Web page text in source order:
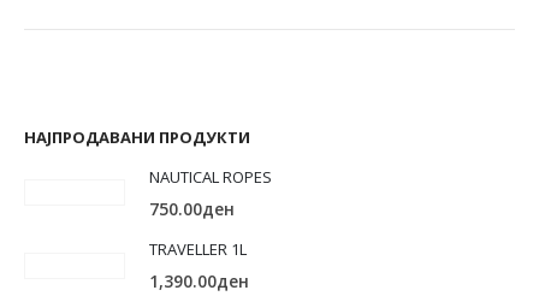
НАЈПРОДАВАНИ ПРОДУКТИ
NAUTICAL ROPES
750.00ден
TRAVELLER 1L
1,390.00ден